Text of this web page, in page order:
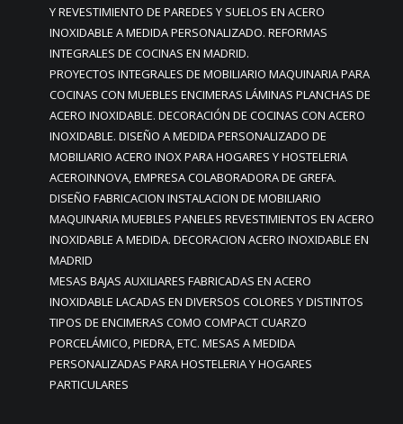
Y REVESTIMIENTO DE PAREDES Y SUELOS EN ACERO
INOXIDABLE A MEDIDA PERSONALIZADO. REFORMAS
INTEGRALES DE COCINAS EN MADRID.
PROYECTOS INTEGRALES DE MOBILIARIO MAQUINARIA PARA
COCINAS CON MUEBLES ENCIMERAS LÁMINAS PLANCHAS DE
ACERO INOXIDABLE. DECORACIÓN DE COCINAS CON ACERO
INOXIDABLE. DISEÑO A MEDIDA PERSONALIZADO DE
MOBILIARIO ACERO INOX PARA HOGARES Y HOSTELERIA
ACEROINNOVA, EMPRESA COLABORADORA DE GREFA.
DISEÑO FABRICACION INSTALACION DE MOBILIARIO
MAQUINARIA MUEBLES PANELES REVESTIMIENTOS EN ACERO
INOXIDABLE A MEDIDA. DECORACION ACERO INOXIDABLE EN
MADRID
MESAS BAJAS AUXILIARES FABRICADAS EN ACERO
INOXIDABLE LACADAS EN DIVERSOS COLORES Y DISTINTOS
TIPOS DE ENCIMERAS COMO COMPACT CUARZO
PORCELÁMICO, PIEDRA, ETC. MESAS A MEDIDA
PERSONALIZADAS PARA HOSTELERIA Y HOGARES
PARTICULARES